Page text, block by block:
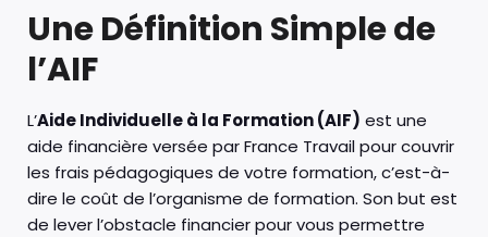
Une Définition Simple de
l’AIF
L’Aide Individuelle à la Formation (AIF) est une
aide financière versée par France Travail pour couvrir
les frais pédagogiques de votre formation, c’est-à-
dire le coût de l’organisme de formation. Son but est
de lever l’obstacle financier pour vous permettre